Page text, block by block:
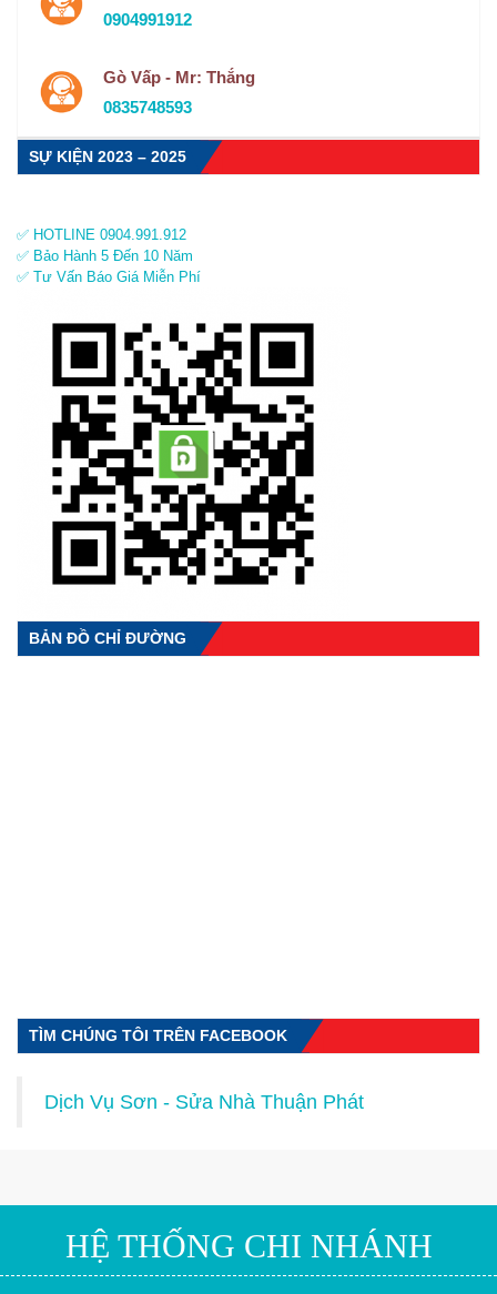
0904991912
Gò Vấp - Mr: Thắng
0835748593
SỰ KIỆN 2023 – 2025
✅ HOTLINE 0904.991.912
✅ Bảo Hành 5 Đến 10 Năm
✅ Tư Vấn Báo Giá Miễn Phí
BẢN ĐỒ CHỈ ĐƯỜNG
TÌM CHÚNG TÔI TRÊN FACEBOOK
Dịch Vụ Sơn - Sửa Nhà Thuận Phát
HỆ THỐNG CHI NHÁNH